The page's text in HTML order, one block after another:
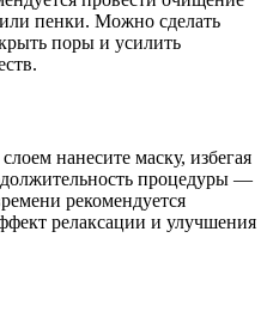
пенки. Можно сделать
поры и усилить
нанесите маску, избегая
процедуры —
рекомендуется
релаксации и улучшения